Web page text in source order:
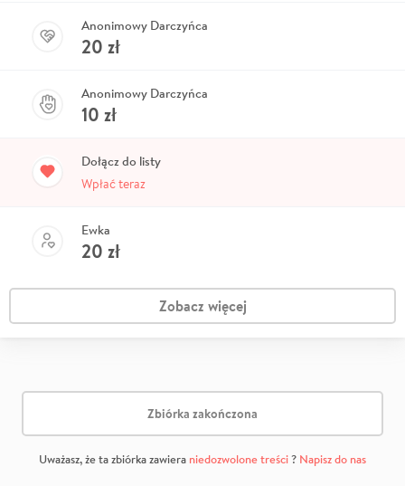
Anonimowy Darczyńca
20 zł
Anonimowy Darczyńca
10 zł
Dołącz do listy
Wpłać teraz
Ewka
20 zł
Zobacz więcej
Zbiórka zakończona
Uważasz, że ta zbiórka zawiera niedozwolone treści? Napisz do nas